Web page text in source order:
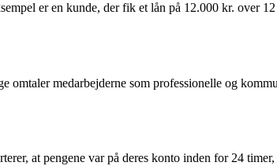
er en kunde, der fik et lån på 12.000 kr. over
medarbejderne som professionelle og
at pengene var på deres konto inden for 24